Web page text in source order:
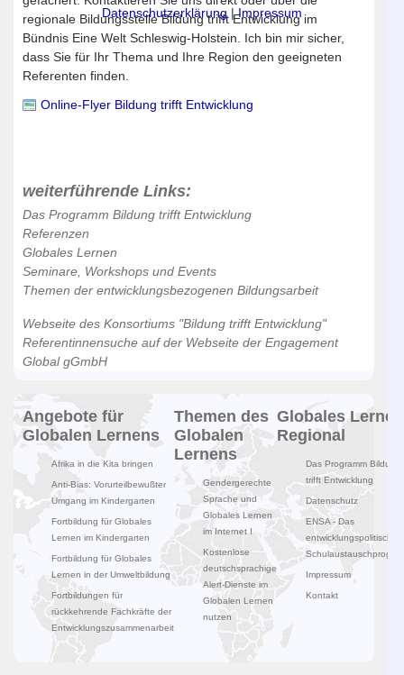
regionale Bildungsstelle Bildung trifft Entwicklung im
Bündnis Eine Welt Schleswig-Holstein. Ich bin mir sicher,
dass Sie für Ihr Thema und Ihre Region den geeigneten
Referenten finden.
Online-Flyer Bildung trifft Entwicklung
weiterführende Links:
Das Programm Bildung trifft Entwicklung
Referenzen
Globales Lernen
Seminare, Workshops und Events
Themen der entwicklungsbezogenen Bildungsarbeit
Webseite des Konsortiums "Bildung trifft Entwicklung"
Referentinnensuche auf der Webseite der Engagement
Global gGmbH
Angebote für
Globalen Lernens
Afrika in die Kita bringen
Anti-Bias: Vorurteilbewußter
Umgang im Kindergarten
Fortbildung für Globales
Lernen im Kindergarten
Fortbildung für Globales
Lernen in der Umweltbildung
Fortbildungen für
rückkehrende Fachkräfte der
Entwicklungszusammenarbeit
Themen des
Globalen
Lernens
Gendergerechte
Sprache und
Globales Lernen
im Internet I
Kostenlose
deutschsprachige
Alert-Dienste im
Globalen Lernen
nutzen
Globales Lernen
Regional
Das Programm Bildung
trifft Entwicklung
Datenschutz
ENSA - Das
entwicklungspolitische
Impressum
Kontakt
Datenschutzerklärung|Impressum